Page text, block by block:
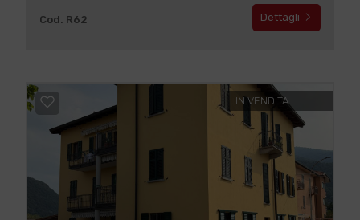
Cod. R62 Dettagli
IN VENDITA